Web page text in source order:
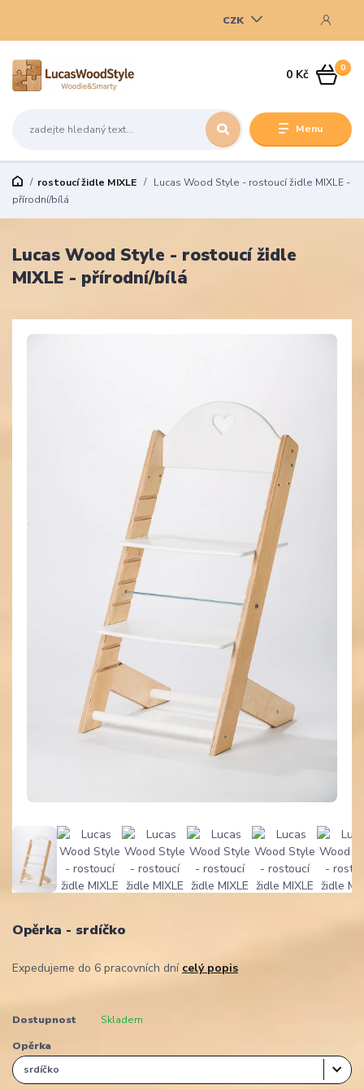
Menu
CZK
0
0 Kč
rostoucí židle MIXLE
Lucas Wood Style - rostoucí židle MIXLE -
přírodní/bílá
Lucas Wood Style - rostoucí židle
MIXLE - přírodní/bílá
Opěrka - srdíčko
Expedujeme do 6 pracovních dní celý popis
Dostupnost Skladem
Opěrka